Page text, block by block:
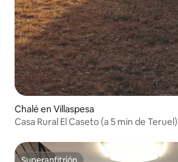
Chalé en Villaspesa
Casa Rural El Caseto (a 5 min de Teruel)